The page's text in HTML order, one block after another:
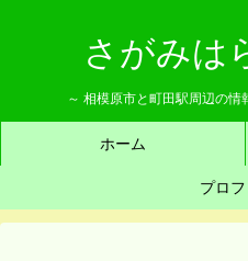
さがみは
～ 相模原市と町田駅周辺の情
ホーム
プロ